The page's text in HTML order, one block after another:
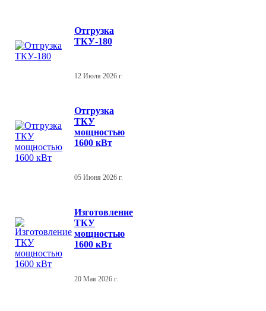
Отгрузка
ТКУ-180
12 Июля 2026 г.
Отгрузка
ТКУ
мощностью
1600 кВт
05 Июня 2026 г.
Изготовление
ТКУ
мощностью
1600 кВт
20 Мая 2026 г.